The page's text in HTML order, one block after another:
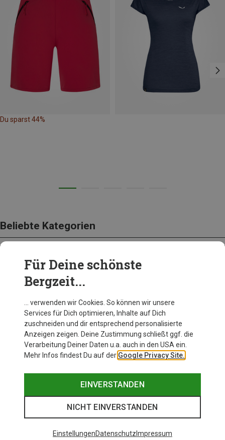
Du sparst 44%
Beliebte Kategorien
BEKLEIDUNG
Für Deine schönste
Bergzeit...
… verwenden wir Cookies. So können wir unsere
Services für Dich optimieren, Inhalte auf Dich
zuschneiden und dir entsprechend personalisierte
Anzeigen zeigen. Deine Zustimmung schließt ggf. die
Verarbeitung Deiner Daten u.a. auch in den USA ein.
Mehr Infos findest Du auf der Google Privacy Site.
EINVERSTANDEN
NICHT EINVERSTANDEN
EinstellungenDatenschutz Impressum